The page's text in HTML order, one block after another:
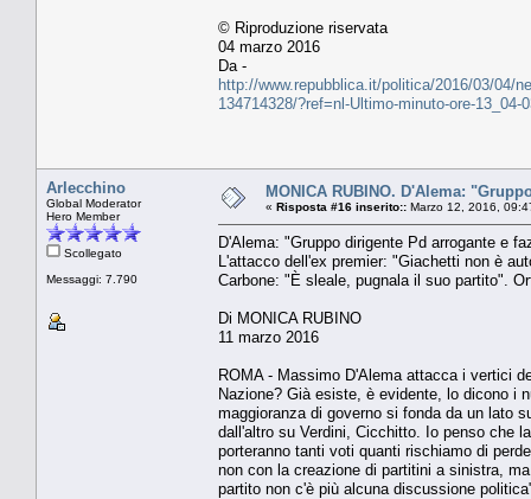
© Riproduzione riservata
04 marzo 2016
Da -
http://www.repubblica.it/politica/2016/03/04/
134714328/?ref=nl-Ultimo-minuto-ore-13_04-
Arlecchino
Global Moderator
Hero Member
Scollegato
Messaggi: 7.790
MONICA RUBINO. D'Alema:
« Risposta #16 inserito:: Marzo 12, 2016,
D'Alema: "Gruppo dirigente Pd arrogante e
L'attacco dell'ex premier: "Giachetti non è
Carbone: "È sleale, pugnala il suo partito".
Di MONICA RUBINO
11 marzo 2016
ROMA - Massimo D'Alema attacca i vertici
Nazione? Già esiste, è evidente, lo dicono i
maggioranza di governo si fonda da un lato
dall'altro su Verdini, Cicchitto. Io penso che
porteranno tanti voti quanti rischiamo di
non con la creazione di partitini a sinistra,
partito non c'è più alcuna discussione